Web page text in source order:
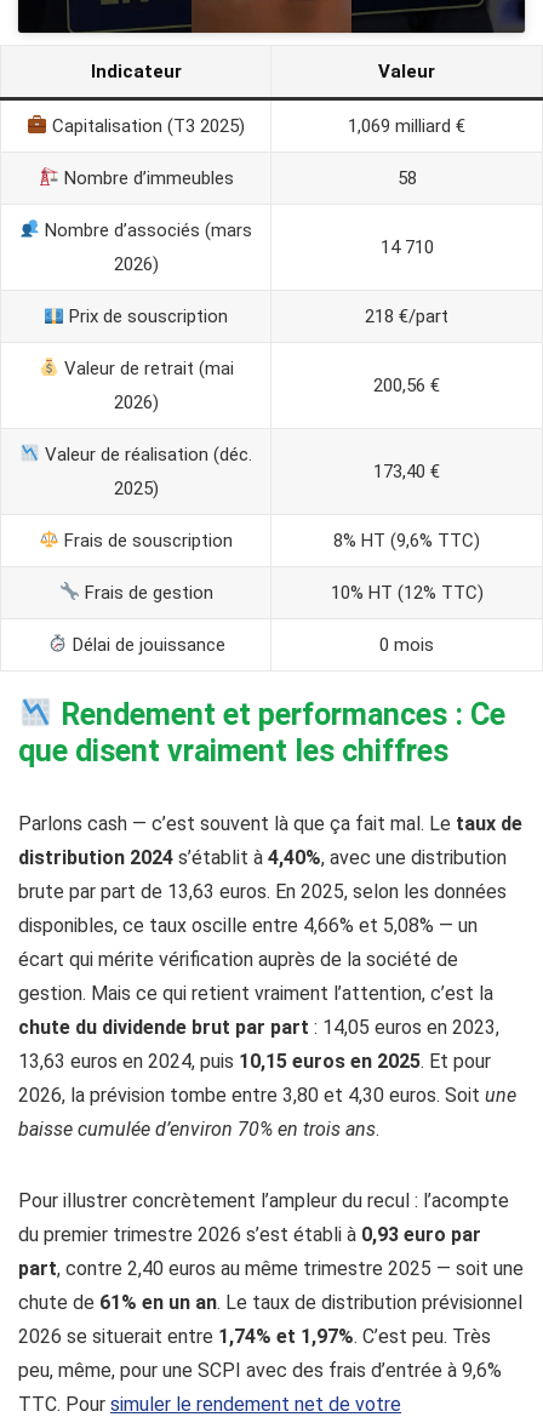
Indicateur Valeur
Capitalisation (T3 2025) 1,069 milliard €
Nombre d’immeubles 58
Nombre d’associés (mars
2026)
14 710
Prix de souscription 218 €/part
Valeur de retrait (mai
2026)
200,56 €
Valeur de réalisation (déc.
2025)
173,40 €
Frais de souscription 8% HT (9,6% TTC)
Frais de gestion 10% HT (12% TTC)
Délai de jouissance 0 mois
Rendement et performances : Ce
que disent vraiment les chiffres
Parlons cash — c’est souvent là que ça fait mal. Le taux de
distribution 2024 s’établit à 4,40%, avec une distribution
brute par part de 13,63 euros. En 2025, selon les données
disponibles, ce taux oscille entre 4,66% et 5,08% — un
écart qui mérite vérification auprès de la société de
gestion. Mais ce qui retient vraiment l’attention, c’est la
chute du dividende brut par part : 14,05 euros en 2023,
13,63 euros en 2024, puis 10,15 euros en 2025. Et pour
2026, la prévision tombe entre 3,80 et 4,30 euros. Soit une
baisse cumulée d’environ 70% en trois ans.
Pour illustrer concrètement l’ampleur du recul : l’acompte
du premier trimestre 2026 s’est établi à 0,93 euro par
part, contre 2,40 euros au même trimestre 2025 — soit une
chute de 61% en un an. Le taux de distribution prévisionnel
2026 se situerait entre 1,74% et 1,97%. C’est peu. Très
peu, même, pour une SCPI avec des frais d’entrée à 9,6%
TTC. Pour simuler le rendement net de votre